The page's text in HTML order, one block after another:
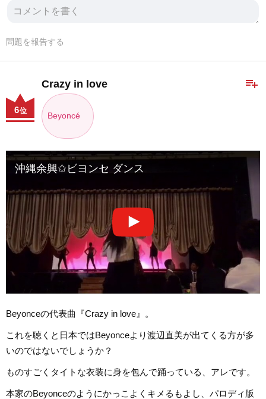
問題を報告する
playlist_add
Crazy in love
Beyoncé
6位
沖縄余興✩ビヨンセ ダンス
Beyonceの代表曲『Crazy in love』。
これを聴くと日本ではBeyonceより渡辺直美が出てくる方が多
いのではないでしょうか？
ものすごくタイトな衣装に身を包んで踊っている、アレです。
本家のBeyonceのようにかっこよくキメるもよし、パロディ版